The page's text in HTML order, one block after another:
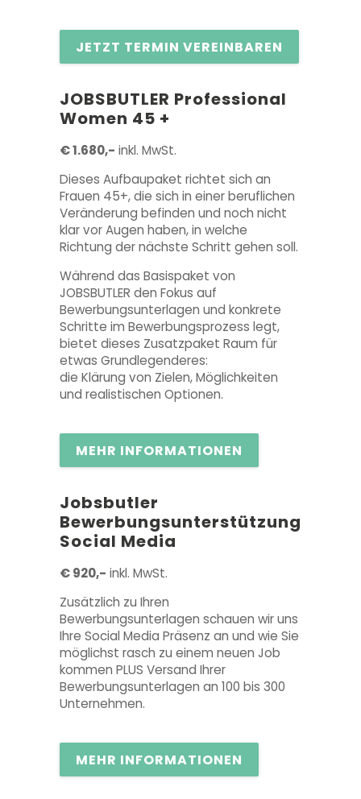
JETZT TERMIN VEREINBAREN
JOBSBUTLER Professional
Women 45 +
€ 1.680,- inkl. MwSt.
Dieses Aufbaupaket richtet sich an
Frauen 45+, die sich in einer beruflichen
Veränderung befinden und noch nicht
klar vor Augen haben, in welche
Richtung der nächste Schritt gehen soll.
Während das Basispaket von
JOBSBUTLER den Fokus auf
Bewerbungsunterlagen und konkrete
Schritte im Bewerbungsprozess legt,
bietet dieses Zusatzpaket Raum für
etwas Grundlegenderes:
die Klärung von Zielen, Möglichkeiten
und realistischen Optionen.
MEHR INFORMATIONEN
Jobsbutler
Bewerbungsunterstützung
Social Media
€ 920,- inkl. MwSt.
Zusätzlich zu Ihren
Bewerbungsunterlagen schauen wir uns
Ihre Social Media Präsenz an und wie Sie
möglichst rasch zu einem neuen Job
kommen PLUS Versand Ihrer
Bewerbungsunterlagen an 100 bis 300
Unternehmen.
MEHR INFORMATIONEN